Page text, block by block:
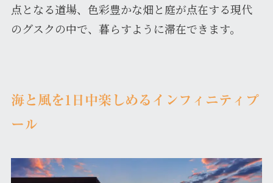
点となる道場、色彩豊かな畑と庭が点在する現代
のグスクの中で、暮らすように滞在できます。
海と風を1日中楽しめるインフィニティプ
ール